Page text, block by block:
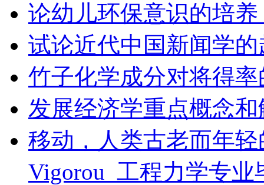
论幼儿环保意识的培
试论近代中国新闻学
竹子化学成分对将得
发展经济学重点概念和
移动，人类古老而年轻
Vigorou_工程力学专业